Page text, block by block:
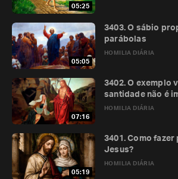
05:25
05:05
HOMILIA DIÁRIA
3403. O sábio
parábolas
07:16
HOMILIA DIÁRIA
3402. O exemplo
santidade não é
05:19
HOMILIA DIÁRIA
3401. Como
Jesus?